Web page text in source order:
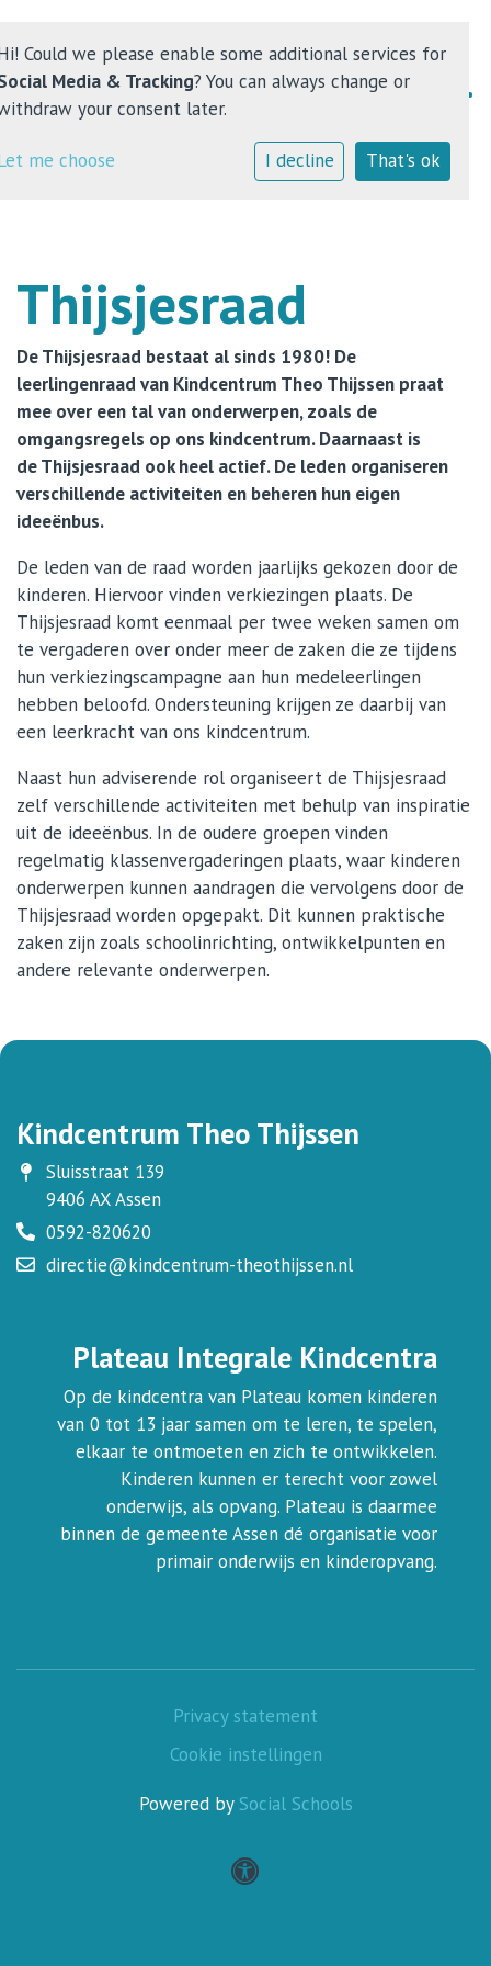
Home
Opvang
Contact
Thijsjesraad
De Thijsjesraad bestaat al sinds 1980! De
leerlingenraad van Kindcentrum Theo Thijssen praat
mee over een tal van onderwerpen, zoals de
omgangsregels op ons kindcentrum. Daarnaast is
de Thijsjesraad ook heel actief. De leden organiseren
verschillende activiteiten en beheren hun eigen
ideeënbus.
De leden van de raad worden jaarlijks gekozen door de
kinderen. Hiervoor vinden verkiezingen plaats. De
Thijsjesraad komt eenmaal per twee weken samen om
te vergaderen over onder meer de zaken die ze tijdens
hun verkiezingscampagne aan hun medeleerlingen
hebben beloofd. Ondersteuning krijgen ze daarbij van
een leerkracht van ons kindcentrum.
Naast hun adviserende rol organiseert de Thijsjesraad
zelf verschillende activiteiten met behulp van inspiratie
uit de ideeënbus. In de oudere groepen vinden
regelmatig klassenvergaderingen plaats, waar kinderen
onderwerpen kunnen aandragen die vervolgens door de
Thijsjesraad worden opgepakt. Dit kunnen praktische
zaken zijn zoals schoolinrichting, ontwikkelpunten en
andere relevante onderwerpen.
Kindcentrum Theo Thijssen
Sluisstraat 139
9406 AX Assen
0592-820620
directie@kindcentrum-theothijssen.nl
Plateau Integrale Kindcentra
Op de kindcentra van Plateau komen kinderen
van 0 tot 13 jaar samen om te leren, te spelen,
elkaar te ontmoeten en zich te ontwikkelen.
Kinderen kunnen er terecht voor zowel
onderwijs, als opvang. Plateau is daarmee
binnen de gemeente Assen dé organisatie voor
primair onderwijs en kinderopvang.
Privacy statement
Cookie instellingen
Powered by Social Schools
Could we please enable some additional services for
Media & Tracking? You can always change or
your consent later.
me choose I decline That's ok